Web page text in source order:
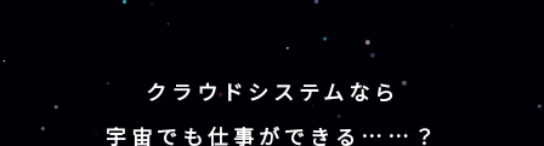
クラウドシステムなら
宇宙でも仕事ができる……？